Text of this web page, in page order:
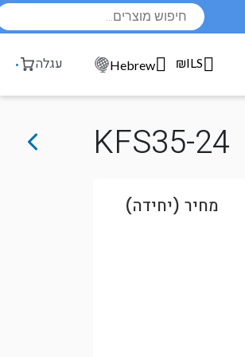
עגלה Hebrew ₪ILS
KFS35-24
מחיר (יחידה)